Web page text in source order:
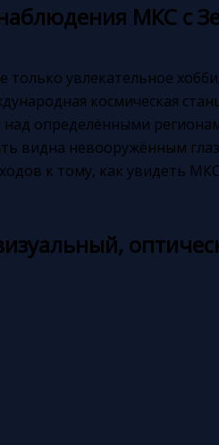
МКС с
увлекательное
космическая
определёнными
видна невооружённым
к тому, как увидеть